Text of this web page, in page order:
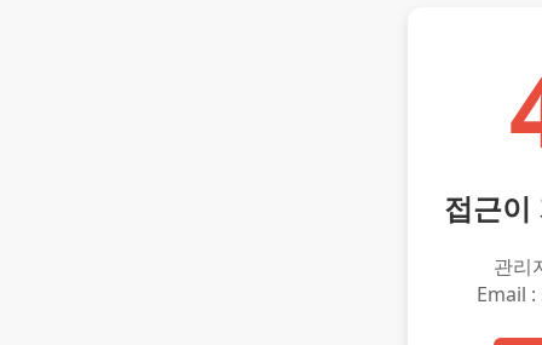
접근이
관리
Email